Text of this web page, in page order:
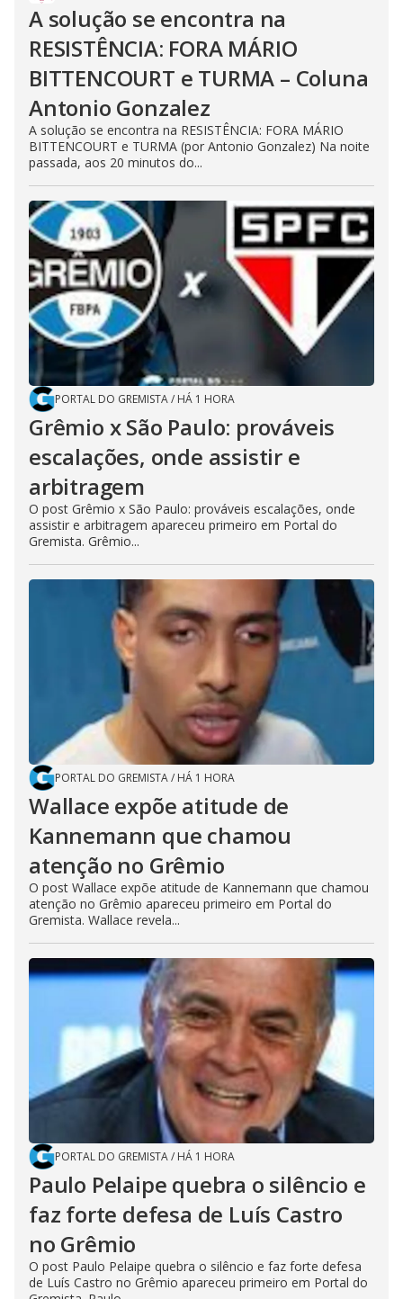
A solução se encontra na
RESISTÊNCIA: FORA MÁRIO
BITTENCOURT e TURMA – Coluna
Antonio Gonzalez
A solução se encontra na RESISTÊNCIA: FORA MÁRIO
BITTENCOURT e TURMA (por Antonio Gonzalez) Na noite
passada, aos 20 minutos do...
PORTAL DO GREMISTA/ HÁ 1 HORA
Grêmio x São Paulo: prováveis
escalações, onde assistir e
arbitragem
O post Grêmio x São Paulo: prováveis escalações, onde
assistir e arbitragem apareceu primeiro em Portal do
Gremista. Grêmio...
PORTAL DO GREMISTA/ HÁ 1 HORA
Wallace expõe atitude de
Kannemann que chamou
atenção no Grêmio
O post Wallace expõe atitude de Kannemann que chamou
atenção no Grêmio apareceu primeiro em Portal do
Gremista. Wallace revela...
PORTAL DO GREMISTA/ HÁ 1 HORA
Paulo Pelaipe quebra o silêncio e
faz forte defesa de Luís Castro
no Grêmio
O post Paulo Pelaipe quebra o silêncio e faz forte defesa
de Luís Castro no Grêmio apareceu primeiro em Portal do